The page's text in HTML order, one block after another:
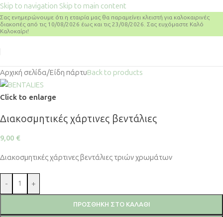
Skip to navigation Skip to main content
Σας ενημερώνουμε ότι η εταιρία μας θα παραμείνει κλειστή για καλοκαιρινές
διακοπές από τις 10/08/2026 έως και τις 23/08/2026. Σας ευχόμαστε Καλό
Καλοκαίρι!
Αρχική σελίδα/Είδη πάρτυBack to products
Click to enlarge
Διακοσμητικές χάρτινες βεντάλιες
9,00 €
Διακοσμητικές χάρτινες βεντάλιες τριών χρωμάτων
- +
ΠΡΟΣΘΉΚΗ ΣΤΟ ΚΑΛΆΘΙ